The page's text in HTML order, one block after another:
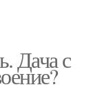
Дача с